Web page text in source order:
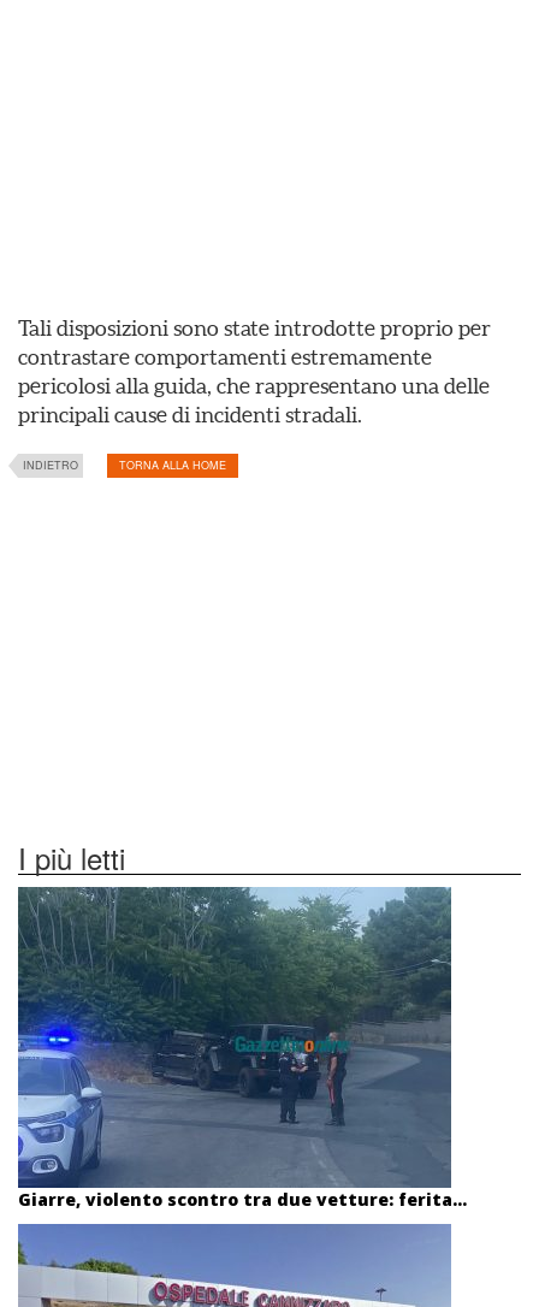
Tali disposizioni sono state introdotte proprio per
contrastare comportamenti estremamente
pericolosi alla guida, che rappresentano una delle
principali cause di incidenti stradali.
INDIETRO TORNA ALLA HOME
I più letti
Giarre, violento scontro tra due vetture: ferita...